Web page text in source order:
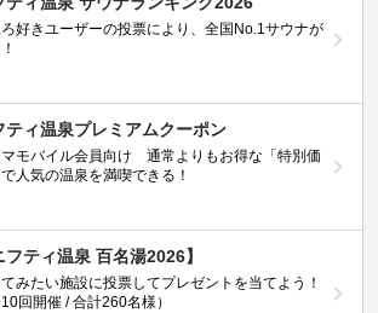
好きユーザーの投票により、全国No.1サウナが
ティ温泉プレミアムクーポン
マモバイル会員向け 通常よりもお得な「特別価
人気の温泉を満喫できる！
フティ温泉 百名湯2026】
みたい施設に投票してプレゼントを当てよう！
10回開催 / 合計260名様）